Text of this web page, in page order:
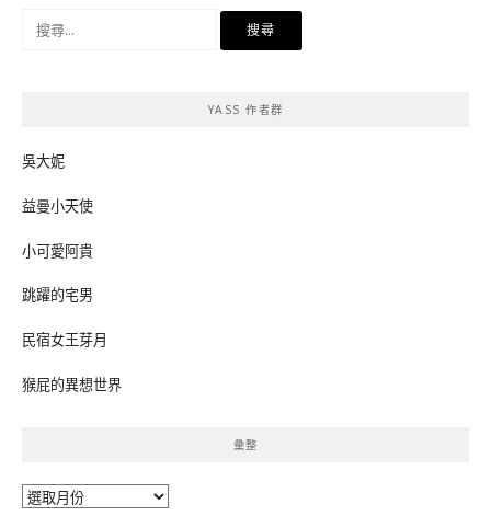
YASS 作者群
吳大妮
益曼小天使
小可愛阿貴
跳躍的宅男
民宿女王芽月
猴屁的異想世界
彙整
彙